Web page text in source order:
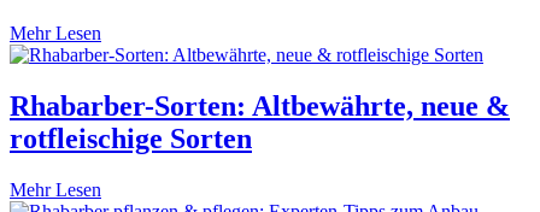
Mehr Lesen
Rhabarber-Sorten: Altbewährte, neue &
rotfleischige Sorten
Mehr Lesen